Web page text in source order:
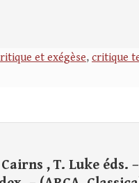
et exégèse, critique
, T. Luke éds.